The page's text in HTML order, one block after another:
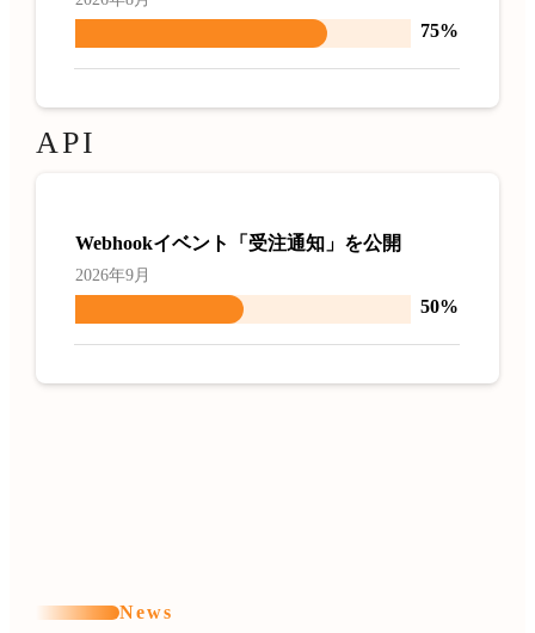
75%
API
Webhookイベント「受注通知」を公開
2026年9月
50%
News